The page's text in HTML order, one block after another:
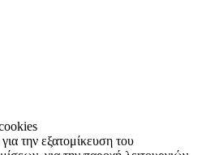
την εξατομίκευση του